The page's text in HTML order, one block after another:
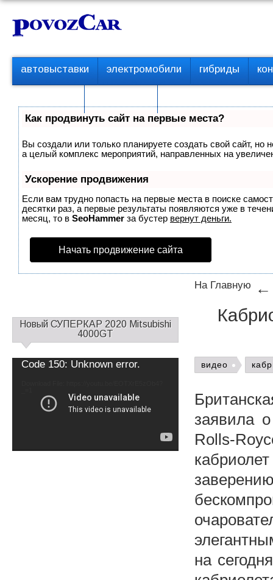
Перейти
контенту
р
о
е
м
е
ю
автовыставки электромобили гибриды
Как продвинуть сайт на первые места?
Вы создали или только планируете создать свой сайт, но
а целый комплекс мероприятий, направленных на
Ускорение продвижения
Если вам трудно попасть на первые места в поиске
десятки раз, а первые результаты появляются уже в
месяц, то в SeoHammer за бустер вернут деньги.
Начать продвижение сайта
На Главную
видео
заявила
Rolls-
на
С
д
Новый СУПЕРКАР 2020 Mitsubishi
4000GT
Video
Code 150: Unknown error.